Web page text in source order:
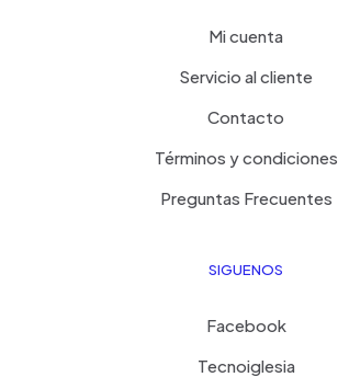
Mi cuenta
Servicio al cliente
Contacto
Términos y condiciones
Preguntas Frecuentes
SIGUENOS
Facebook
Tecnoiglesia